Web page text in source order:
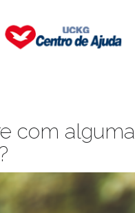
com alguma